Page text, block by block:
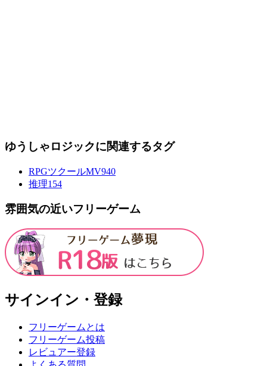
ゆうしゃロジックに関連するタグ
RPGツクールMV940
推理154
雰囲気の近いフリーゲーム
サインイン・登録
フリーゲームとは
フリーゲーム投稿
レビュアー登録